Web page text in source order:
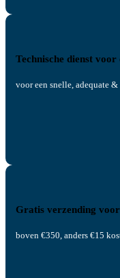
Technische dienst
voor een snelle, adequate
Gratis verzending
boven €350, anders €15